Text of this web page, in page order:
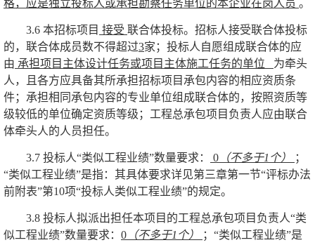
格， 应是独立投标人或承担勘察任务单位的本企业在岗人员 。
3.6 本招标项目 接受 联合体投标。招标人接受联合体投标
的，联合体成员数不得超过3家 ；投标人自愿组成联合体的应
由 承担项目主体设计任务或项目主体施工任务的单位
为牵头
人，且各方应具备其所承担招标项目承包内容的相应资质条
件；承担相同承包内容的专业单位组成联合体的，按照资质等
级较低的单位确定资质等级 ；工程总承包项目负责人应由联合
体牵头人的人员担任。
3.7 投标人“类似工程业绩”数量要求： 0 （不多于1 个）
；
“类似工程业绩”是指：其具体要求详见第三章第一节“评标办法
前附表”第10项“投标人类似工程业绩”的规定。
3.8 投标人拟派出担任本项目的工程总承包项目负责人“类
似工程业绩”数量要求： 0 （不多于1 个） ； “类似工程业绩”是